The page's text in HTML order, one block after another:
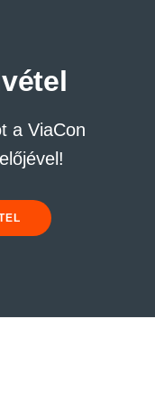
a ViaCon